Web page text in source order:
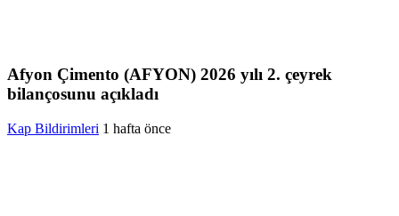
Afyon Çimento (AFYON) 2026 yılı 2. çeyrek
bilançosunu açıkladı
Kap Bildirimleri 1 hafta önce